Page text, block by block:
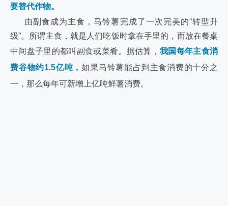
要替代作物。
由副食成为主食，马铃薯完成了一次完美的“转型升
级”。所谓主食，就是人们吃饭时拿在手里的，而放在餐桌
中间盘子里的都叫副食或菜肴。 据估算，我国每年主食消
费谷物约1.5亿吨，如果马铃薯能占到主食消费的十分之
一，那么每年可新增上亿吨鲜薯消费。